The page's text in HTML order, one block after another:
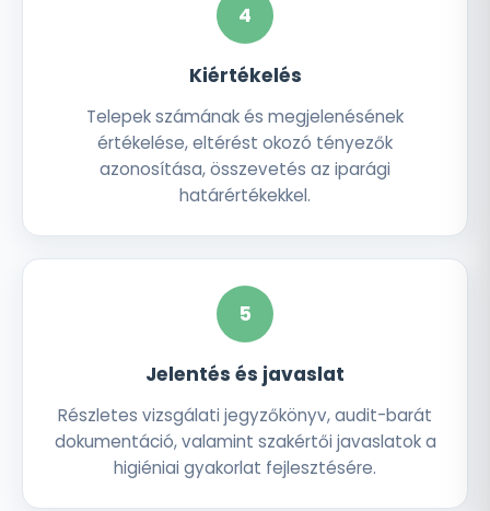
4
Kiértékelés
Telepek számának és megjelenésének
értékelése, eltérést okozó tényezők
azonosítása, összevetés az iparági
határértékekkel.
5
Jelentés és javaslat
Részletes vizsgálati jegyzőkönyv, audit-barát
dokumentáció, valamint szakértői javaslatok a
higiéniai gyakorlat fejlesztésére.